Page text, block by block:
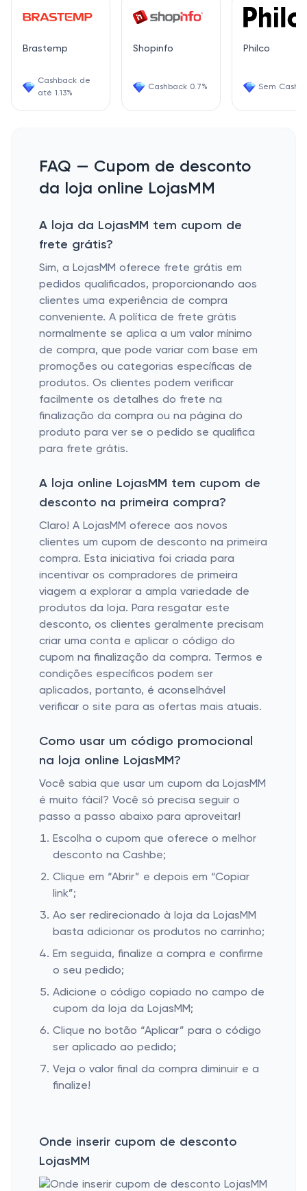
Brastemp
Cashback de
até 1.13%
Shopinfo
Cashback 0.7%
Philco
Sem
FAQ — Cupom de desconto
da loja online LojasMM
A loja da LojasMM tem cupom de
frete grátis?
Sim, a LojasMM oferece frete grátis em
pedidos qualificados, proporcionando aos
clientes uma experiência de compra
conveniente. A política de frete grátis
normalmente se aplica a um valor mínimo
de compra, que pode variar com base em
promoções ou categorias específicas de
produtos. Os clientes podem verificar
facilmente os detalhes do frete na
finalização da compra ou na página do
produto para ver se o pedido se qualifica
para frete grátis.
A loja online LojasMM tem cupom de
desconto na primeira compra?
Claro! A LojasMM oferece aos novos
clientes um cupom de desconto na primeira
compra. Esta iniciativa foi criada para
incentivar os compradores de primeira
viagem a explorar a ampla variedade de
produtos da loja. Para resgatar este
desconto, os clientes geralmente precisam
criar uma conta e aplicar o código do
cupom na finalização da compra. Termos e
condições específicos podem ser
aplicados, portanto, é aconselhável
verificar o site para as ofertas mais atuais.
Como usar um código promocional
na loja online LojasMM?
Você sabia que usar um cupom da LojasMM
é muito fácil? Você só precisa seguir o
passo a passo abaixo para aproveitar!
Escolha o cupom que oferece o melhor
desconto na Cashbe;
Clique em “Abrir” e depois em “Copiar
link”;
Ao ser redirecionado à loja da LojasMM
basta adicionar os produtos no carrinho;
Em seguida, finalize a compra e confirme
o seu pedido;
Adicione o código copiado no campo de
cupom da loja da LojasMM;
Clique no botão “Aplicar” para o código
ser aplicado ao pedido;
Veja o valor final da compra diminuir e a
finalize!
Onde inserir cupom de desconto
LojasMM